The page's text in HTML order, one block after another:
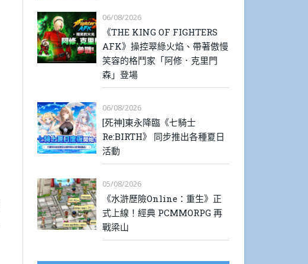
06/08/2026
《THE KING OF FIGHTERS
AFK》操控翠綠火焰、帶著傲慢
笑容的格鬥家「阿修．克里門
森」登場
06/08/2026
[死神]東永降臨《七騎士
Re:BIRTH》 同步推出各種夏日
活動
05/08/2026
《水滸歷險Online：重生》正
式上線！經典 PCMMORPG 再
戰梁山